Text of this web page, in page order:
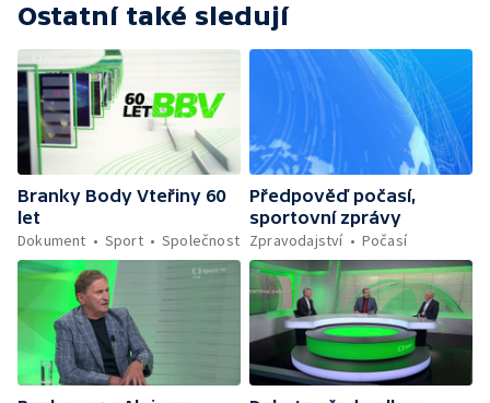
Ostatní také sledují
Branky Body Vteřiny 60
let
Dokument
Sport Společnost
Předpověď počasí,
sportovní zprávy
Zpravodajství
Počasí